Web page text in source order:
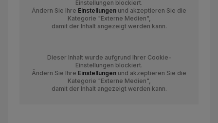
Einstellungen blockiert.
Ändern Sie Ihre Einstellungen und akzeptieren Sie die
Kategorie "Externe Medien",
damit der Inhalt angezeigt werden kann.
Dieser Inhalt wurde aufgrund Ihrer Cookie-
Einstellungen blockiert.
Ändern Sie Ihre Einstellungen und akzeptieren Sie die
Kategorie "Externe Medien",
damit der Inhalt angezeigt werden kann.